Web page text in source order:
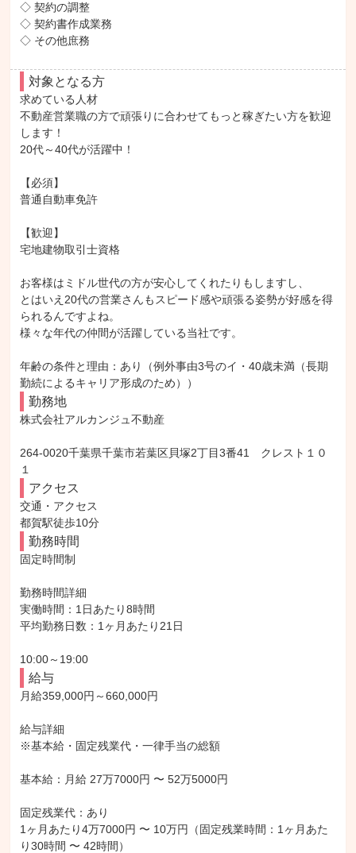
◇ 契約の調整
◇ 契約書作成業務
◇ その他庶務
対象となる方
求めている人材
不動産営業職の方で頑張りに合わせてもっと稼ぎたい方を歓迎
します！
20代～40代が活躍中！
【必須】
普通自動車免許
【歓迎】
宅地建物取引士資格
お客様はミドル世代の方が安心してくれたりもしますし、
とはいえ20代の営業さんもスピード感や頑張る姿勢が好感を得
られるんですよね。
様々な年代の仲間が活躍している当社です。
年齢の条件と理由：あり（例外事由3号のイ・40歳未満（長期
勤続によるキャリア形成のため））
勤務地
株式会社アルカンジュ不動産
264-0020千葉県千葉市若葉区貝塚2丁目3番41　クレスト１０
１
アクセス
交通・アクセス
都賀駅徒歩10分
勤務時間
固定時間制
勤務時間詳細
実働時間：1日あたり8時間
平均勤務日数：1ヶ月あたり21日
10:00～19:00
給与
月給359,000円～660,000円
給与詳細
※基本給・固定残業代・一律手当の総額
基本給：月給 27万7000円 〜 52万5000円
固定残業代：あり
1ヶ月あたり4万7000円 〜 10万円（固定残業時間：1ヶ月あた
り30時間 〜 42時間）